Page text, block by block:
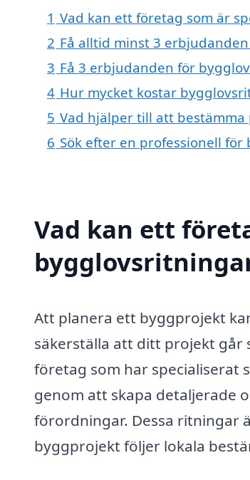
1 Vad kan ett företag som är
2 Få alltid minst 3
3 Få 3 erbjudanden för
4 Hur mycket kostar
5 Vad hjälper till att
6 Sök efter en professionell
Vad kan ett
Att planera ett byggprojekt
säkerställa att ditt projekt går
företag som har specialiserat
genom att skapa detaljerade
förordningar. Dessa ritningar
byggprojekt följer lokala